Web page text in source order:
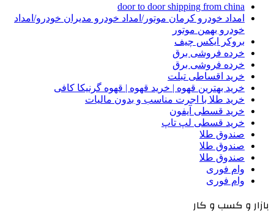
door to door shipping from china
امداد خودرو کرمان موتور/امداد خودرو مدیران خودرو/امداد
خودرو بهمن موتور
بروکر ایکس چیف
خرده فروشی برق
خرده فروشی برق
خرید اقساطی تبلت
خرید بهترین قهوه | خرید قهوه | قهوه گرنیکا کافی
خرید طلا با اجرت مناسب و بدون مالیات
خرید قسطی آیفون
خرید قسطی لپ تاپ
صندوق طلا
صندوق طلا
صندوق طلا
وام فوری
وام فوری
بازار و کسب و کار